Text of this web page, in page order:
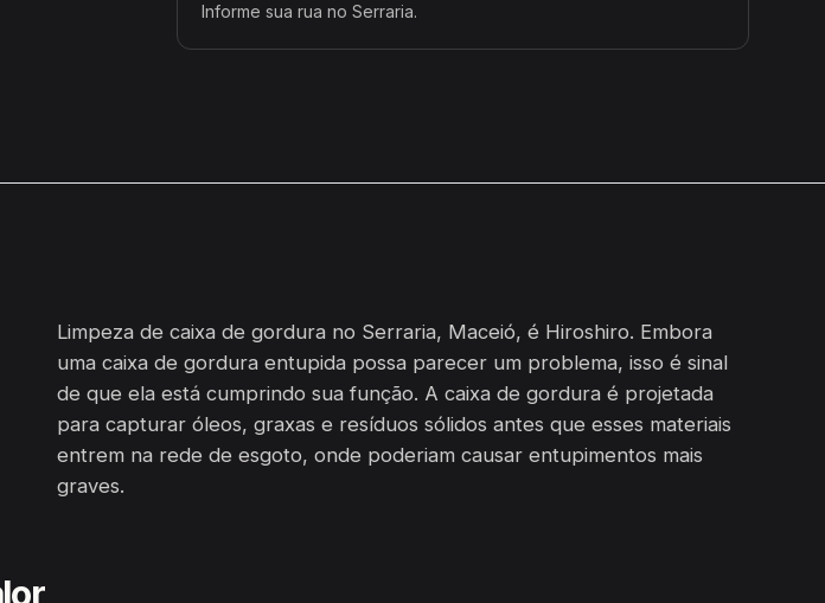
Informe sua rua no Serraria.
Limpeza de caixa de gordura no Serraria, Maceió, é Hiroshiro. Embora
uma caixa de gordura entupida possa parecer um problema, isso é sinal
de que ela está cumprindo sua função. A caixa de gordura é projetada
para capturar óleos, graxas e resíduos sólidos antes que esses materiais
entrem na rede de esgoto, onde poderiam causar entupimentos mais
graves.